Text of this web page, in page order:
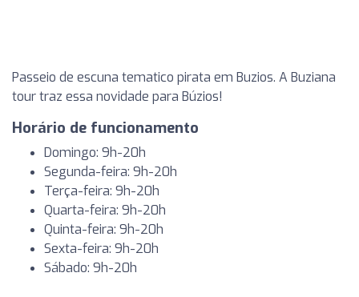
Passeio de escuna tematico pirata em Buzios. A Buziana
tour traz essa novidade para Búzios!
Horário de funcionamento
Domingo: 9h-20h
Segunda-feira: 9h-20h
Terça-feira: 9h-20h
Quarta-feira: 9h-20h
Quinta-feira: 9h-20h
Sexta-feira: 9h-20h
Sábado: 9h-20h